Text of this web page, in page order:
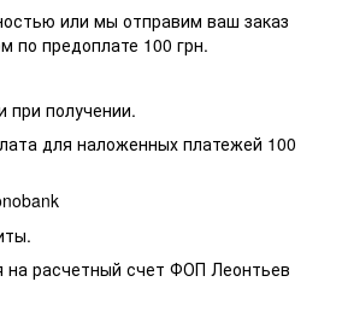
или мы отправим ваш заказ
по предоплате 100 грн.
при получении.
для наложенных платежей 100
на расчетный счет ФОП Леонтьев